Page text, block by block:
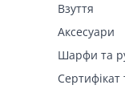
Взуття
Аксесуари
Шарфи та
Сертифікат